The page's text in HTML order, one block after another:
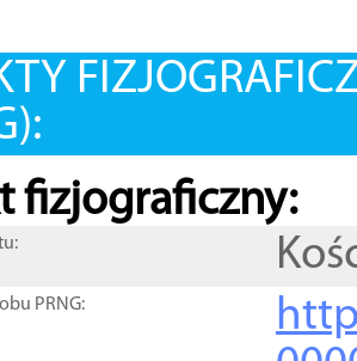
fizjograficzny:
PRNG: